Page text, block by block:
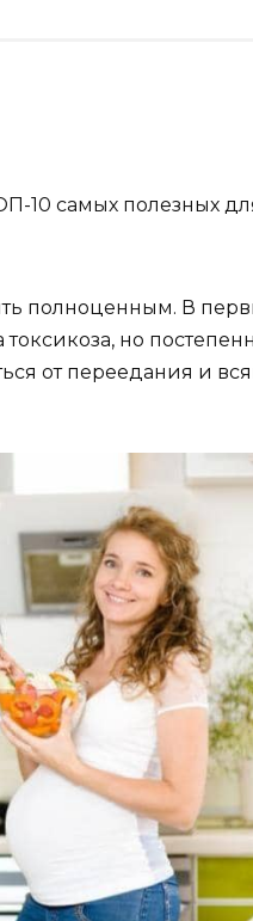
10 самых полезных
полноценным. В
но
от переедания и